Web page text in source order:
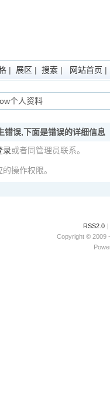
| 展区 | 搜索 | 网站首页
个人资料
错误,下面是错误的详细信息
录或者同管理员联系。
操作权限。
RSS2.0 |
Copyright © 2009